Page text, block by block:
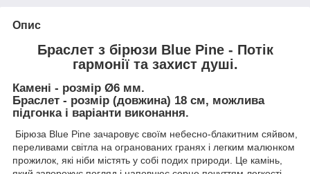
Опис
Браслет з бірюзи Blue Pine - Потік
гармонії та захист душі.
Камені - розмір Ø6 мм.
Браслет - розмір (довжина) 18 см, можлива
підгонка і варіанти виконання.
Бірюза Blue Pine зачаровує своїм небесно-блакитним сяйвом,
переливами світла на огранованих гранях і легким малюнком
прожилок, які ніби містять у собі подих природи. Це камінь,